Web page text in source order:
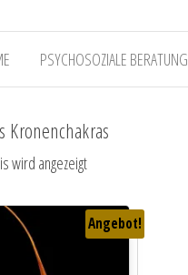
PSYCHOSOZIALE BERATUNG
Kronenchakras
wird angezeigt
Angebot!